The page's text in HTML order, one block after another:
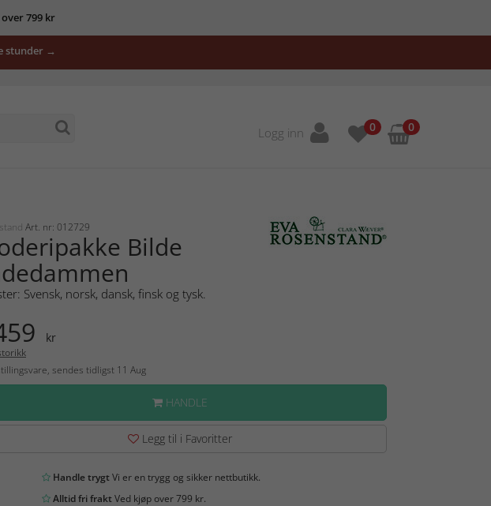
799 kr
stunder →
Logg inn 0 0
Art. nr: 012729
Bilde
Svensk, norsk, dansk, finsk og tysk.
kr
sendes tidligst 11 Aug
HANDLE
Legg til i Favoritter
Handle trygtVi er en trygg og sikker nettbutikk.
Alltid fri fraktVed kjøp over 799 kr.